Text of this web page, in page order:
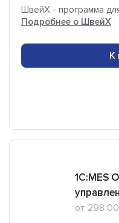
ШвейХ - программа
Подробнее о ШвейХ
К
1C:MES
от 298